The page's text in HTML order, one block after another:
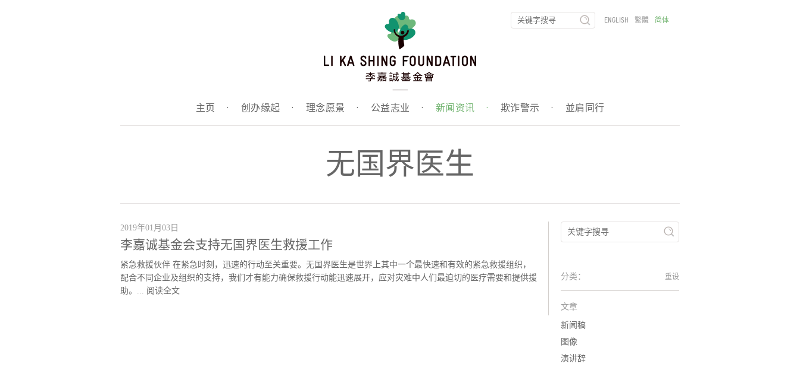
主页 · 创办缘起 · 理念愿景 · 公益志业 · 新闻资讯 · 欺诈警示 · 並肩同行
ENGLISH 繁體 简体
无国界医生
2019年01月03日
李嘉诚基金会支持无国界医生救援工作
紧急救援伙伴 在紧急时刻，迅速的行动至关重要。无国界医生是世界上其中一个最快速和有效的紧急救援组织，
配合不同企业及组织的支持，我们才有能力确保救援行动能迅速展开，应对灾难中人们最迫切的医疗需要和提供援
助。... 阅读全文
分类： 重设
文章
新闻稿
图像
演讲辞